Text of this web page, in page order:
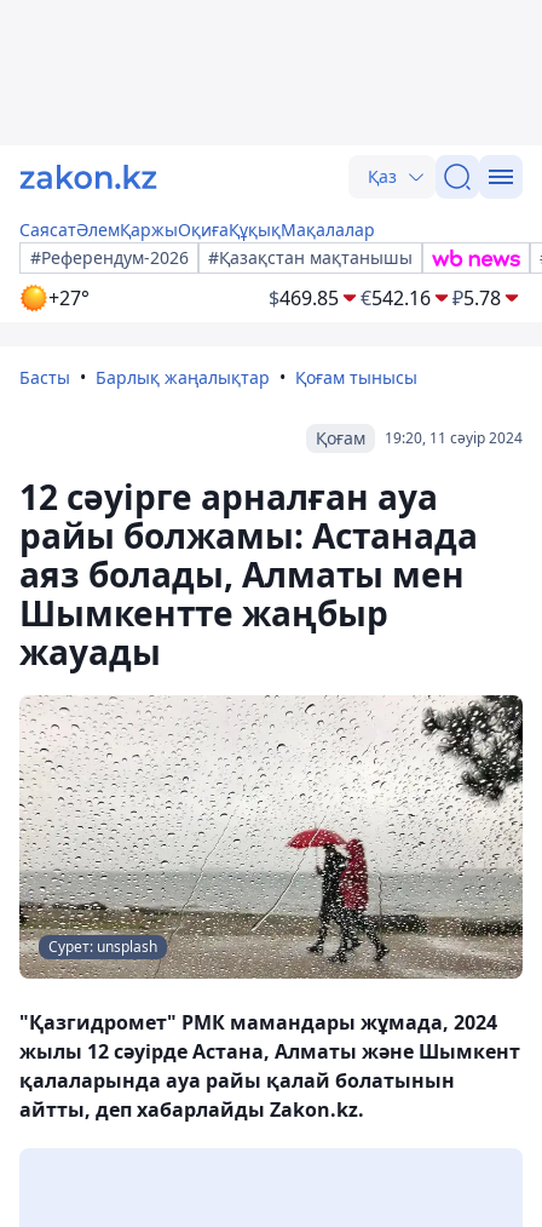
Қаз
СаясатӘлемҚаржыОқиғаҚұқықМақалалар
#Референдум-2026
#Қазақстан мақтанышы
+27° $469.85 €542.16 ₽5.78
Басты Барлық жаңалықтар Қоғам тынысы
19:20, 11 сәуір 2024
Қоғам
12 сәуірге арналған ауа
райы болжамы: Астанада
аяз болады, Алматы мен
Шымкентте жаңбыр
жауады
Сурет: unsplash
"Қазгидромет" РМК мамандары жұмада, 2024
жылы 12 сәуірде Астана, Алматы және Шымкент
қалаларында ауа райы қалай болатынын
айтты, деп хабарлайды Zakon.kz.